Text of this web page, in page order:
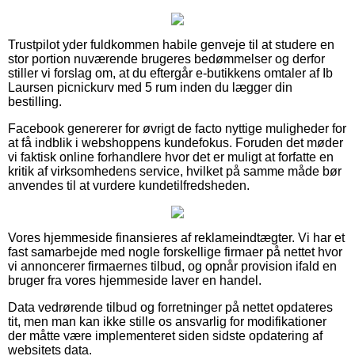
Trustpilot yder fuldkommen habile genveje til at studere en
stor portion nuværende brugeres bedømmelser og derfor
stiller vi forslag om, at du eftergår e-butikkens omtaler af Ib
Laursen picnickurv med 5 rum inden du lægger din
bestilling.
Facebook genererer for øvrigt de facto nyttige muligheder for
at få indblik i webshoppens kundefokus. Foruden det møder
vi faktisk online forhandlere hvor det er muligt at forfatte en
kritik af virksomhedens service, hvilket på samme måde bør
anvendes til at vurdere kundetilfredsheden.
Vores hjemmeside finansieres af reklameindtægter. Vi har et
fast samarbejde med nogle forskellige firmaer på nettet hvor
vi annoncerer firmaernes tilbud, og opnår provision ifald en
bruger fra vores hjemmeside laver en handel.
Data vedrørende tilbud og forretninger på nettet opdateres
tit, men man kan ikke stille os ansvarlig for modifikationer
der måtte være implementeret siden sidste opdatering af
websitets data.